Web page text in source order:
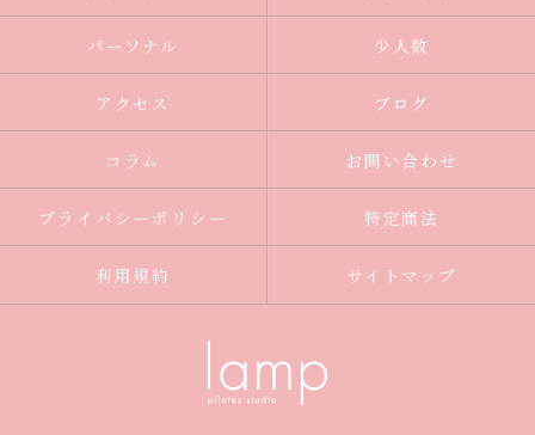
パーソナル 少人数
アクセス ブログ
コラム お問い合わせ
プライバシーポリシー 特定商法
利用規約 サイトマップ